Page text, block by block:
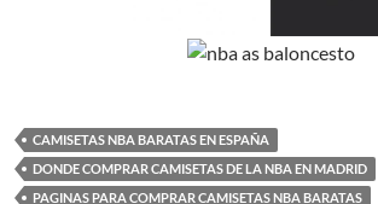
CAMISETAS NBA BARATAS EN ESPAÑA
DONDE COMPRAR CAMISETAS DE LA NBA EN MADRID
PAGINAS PARA COMPRAR CAMISETAS NBA BARATAS